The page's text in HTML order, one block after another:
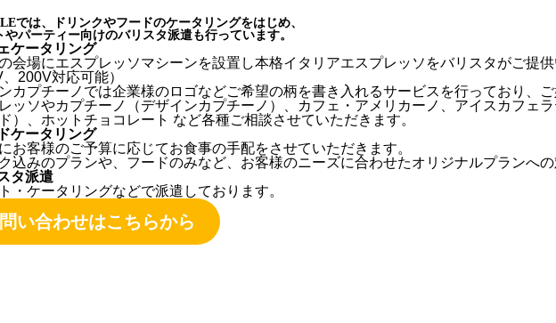
では、ドリンクやフードのケータリングをはじめ、
やパーティー向けのバリスタ派遣も行っています。
ケータリング
会場にエスプレッソマシーンを設置し本格イタリアエスプレッソをバリスタがご提
、200V対応可能）
カプチーノでは企業様のロゴなどご希望の柄を書き入れるサービスを行っており、
ッソやカプチーノ（デザインカプチーノ）、カフェ・アメリカーノ、アイスカフェ
）、ホットチョコレート など各種ご相談させていただきます。
ケータリング
お客様のご予算に応じてお食事の手配をさせていただきます。
込みのプランや、フードのみなど、お客様のニーズに合わせたオリジナルプランへ
タ派遣
・ケータリングなどで派遣しております。
お問い合わせください。
い合わせはこちらから